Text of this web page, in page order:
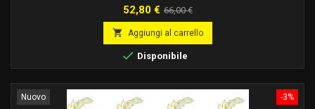
Minarelli AM6 sono concepiti per semplificare il montaggio dei
carburatori maggiorati. Il collettore in gomma leggermente allungato,
agevola il passaggio del filo frizione con la possibilità di connettersi
direttamente alla...
Prezzo
52,80 € Prezzo
base
66,00 €
 Aggiungi al carrello
 Disponibile
-3%
Nuovo